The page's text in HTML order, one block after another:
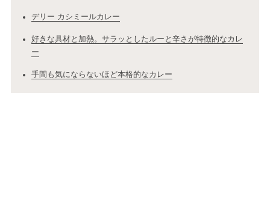
デリー カシミールカレー
好きな具材と加熱。サラッとしたルーと辛さが特徴的なカレ
ー
手間も気にならないほど本格的なカレー